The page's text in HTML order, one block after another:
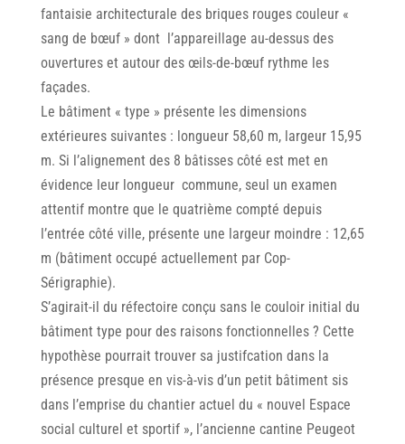
fantaisie architecturale des briques rouges couleur «
sang de bœuf » dont l’appareillage au-dessus des
ouvertures et autour des œils-de-bœuf rythme les
façades.
Le bâtiment « type » présente les dimensions
extérieures suivantes : longueur 58,60 m, largeur 15,95
m. Si l’alignement des 8 bâtisses côté est met en
évidence leur longueur commune, seul un examen
attentif montre que le quatrième compté depuis
l’entrée côté ville, présente une largeur moindre : 12,65
m (bâtiment occupé actuellement par Cop-
Sérigraphie).
S’agirait-il du réfectoire conçu sans le couloir initial du
bâtiment type pour des raisons fonctionnelles ? Cette
hypothèse pourrait trouver sa justifcation dans la
présence presque en vis-à-vis d’un petit bâtiment sis
dans l’emprise du chantier actuel du « nouvel Espace
social culturel et sportif », l’ancienne cantine Peugeot